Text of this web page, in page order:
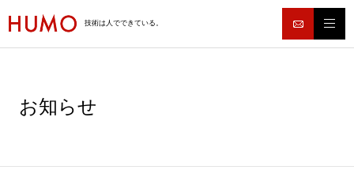
技術は人でできている。
お知らせ